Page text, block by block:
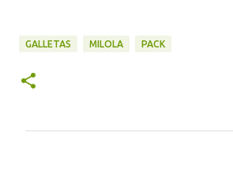
GALLETAS MILOLA PACK